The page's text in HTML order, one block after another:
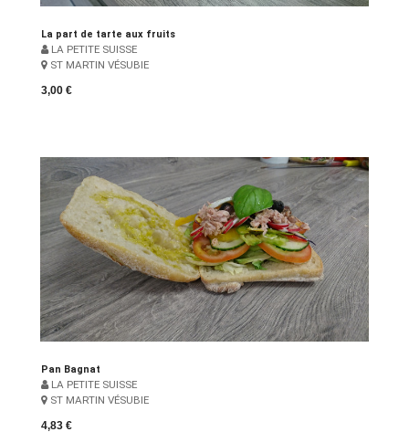
La part de tarte aux fruits
LA PETITE SUISSE
ST MARTIN VÉSUBIE
3,00 €
Pan Bagnat
LA PETITE SUISSE
ST MARTIN VÉSUBIE
4,83 €